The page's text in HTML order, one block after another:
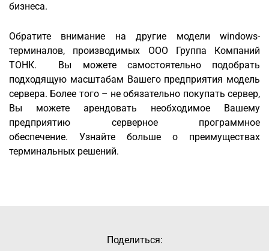
бизнеса.
Обратите внимание на другие модели windows-
терминалов, производимых ООО Группа Компаний
ТОНК. Вы можете самостоятельно подобрать
подходящую масштабам Вашего предприятия модель
сервера. Более того – не обязательно покупать сервер,
Вы можете арендовать необходимое Вашему
предприятию серверное программное
обеспечение. Узнайте больше о преимуществах
терминальных решений.
Поделиться: